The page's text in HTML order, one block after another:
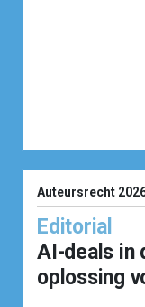
Auteursrecht
Editorial
AI-deals in
oplossing